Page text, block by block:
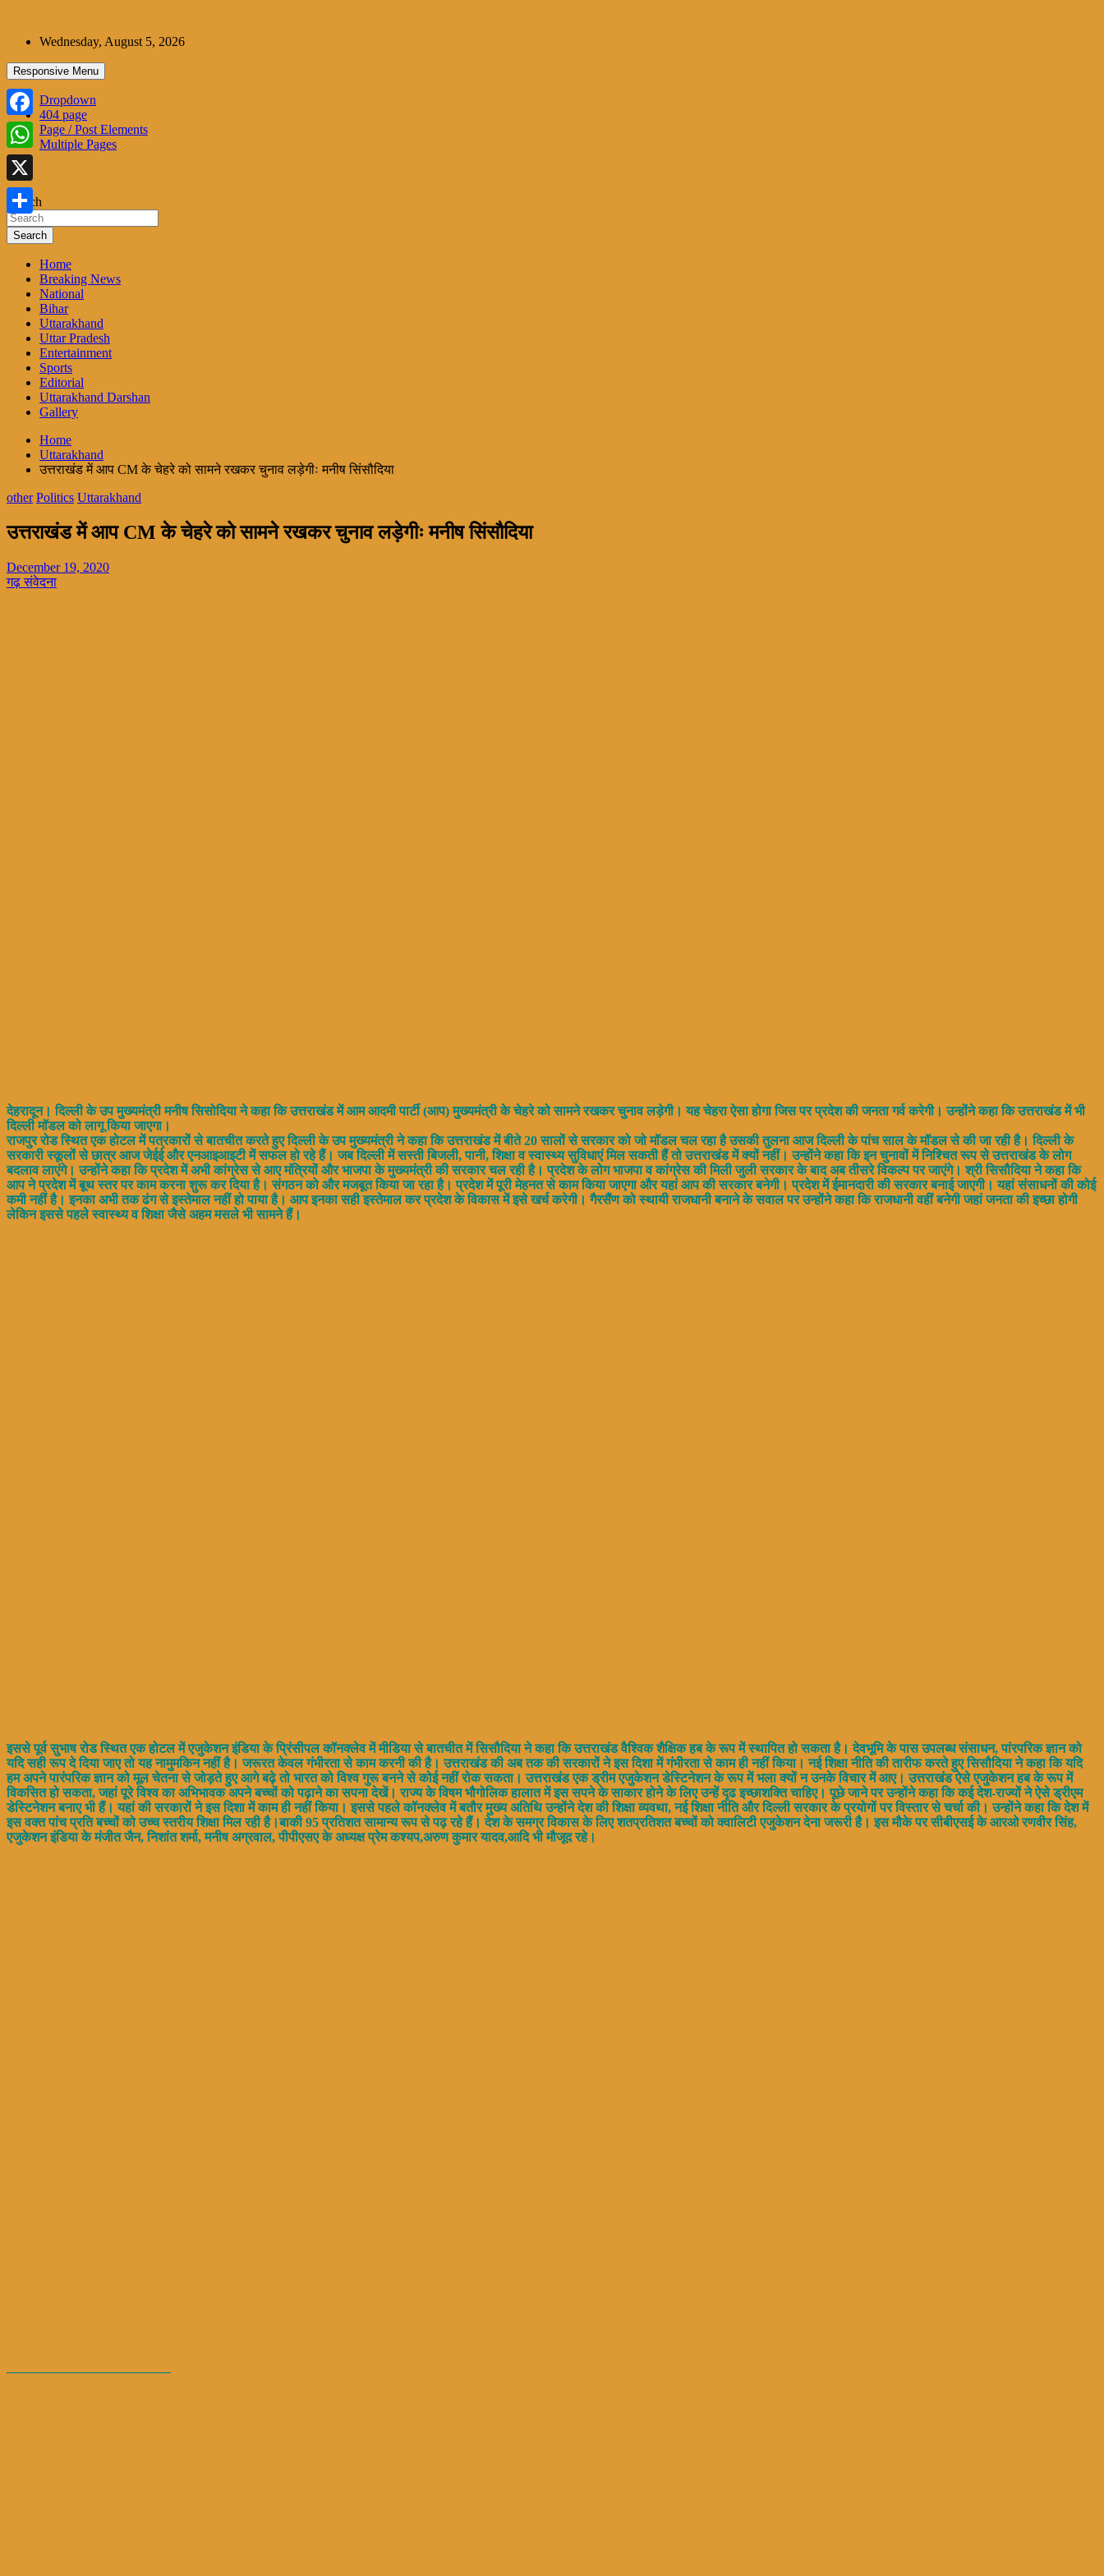
contentWednesday, August 5, 2026
Responsive Menu
Dropdown
404 page
Page / Post Elements
Multiple Pages
Search
Search
Home
Breaking News
National
Bihar
Uttarakhand
Uttar Pradesh
Entertainment
Sports
Editorial
Uttarakhand Darshan
Gallery
Home
Uttarakhand
उत्तराखंड में आप CM के चेहरे को सामने रखकर चुनाव लड़ेगीः मनीष सिंसौदिया
other Politics Uttarakhand
उत्तराखंड में आप CM के चेहरे को सामने रखकर चुनाव लड़ेगीः मनीष सिंसौदिया
December 19, 2020
गढ़ संवेदना
देहरादून। दिल्ली के उप मुख्यमंत्री मनीष सिसोदिया ने कहा कि उत्तराखंड में आम आदमी पार्टी (आप) मुख्यमंत्री के चेहरे को सामने रखकर चुनाव लड़ेगी। यह चेहरा ऐसा होगा जिस पर प्रदेश की जनता गर्व करेगी। उन्होंने कहा कि उत्तराखंड में भी
दिल्ली मॉडल को लागू किया जाएगा।
राजपुर रोड स्थित एक होटल में पत्रकारों से बातचीत करते हुए दिल्ली के उप मुख्यमंत्री ने कहा कि उत्तराखंड में बीते 20 सालों से सरकार को जो मॉडल चल रहा है उसकी तुलना आज दिल्ली के पांच साल के मॉडल से की जा रही है। दिल्ली के
सरकारी स्कूलों से छात्र आज जेईई और एनआइआइटी में सफल हो रहे हैं। जब दिल्ली में सस्ती बिजली, पानी, शिक्षा व स्वास्थ्य सुविधाएं मिल सकती हैं तो उत्तराखंड में क्यों नहीं। उन्होंने कहा कि इन चुनावों में निश्चित रूप से उत्तराखंड के लोग
बदलाव लाएंगे। उन्होंने कहा कि प्रदेश में अभी कांग्रेस से आए मंत्रियों और भाजपा के मुख्यमंत्री की सरकार चल रही है। प्रदेश के लोग भाजपा व कांग्रेस की मिली जुली सरकार के बाद अब तीसरे विकल्प पर जाएंगे। श्री सिसौदिया ने कहा कि
आप ने प्रदेश में बूथ स्तर पर काम करना शुरू कर दिया है। संगठन को और मजबूत किया जा रहा है। प्रदेश में पूरी मेहनत से काम किया जाएगा और यहां आप की सरकार बनेगी। प्रदेश में ईमानदारी की सरकार बनाई जाएगी। यहां संसाधनों की कोई
कमी नहीं है। इनका अभी तक ढंग से इस्तेमाल नहीं हो पाया है। आप इनका सही इस्तेमाल कर प्रदेश के विकास में इसे खर्च करेगी। गैरसैंण को स्थायी राजधानी बनाने के सवाल पर उन्होंने कहा कि राजधानी वहीं बनेगी जहां जनता की इच्छा होगी
लेकिन इससे पहले स्वास्थ्य व शिक्षा जैसे अहम मसले भी सामने हैं।
इससे पूर्व सुभाष रोड स्थित एक होटल में एजुकेशन इंडिया के प्रिंसीपल कॉनक्लेव में मीडिया से बातचीत में सिसौदिया ने कहा कि उत्तराखंड वैश्विक शैक्षिक हब के रूप में स्थापित हो सकता है। देवभूमि के पास उपलब्ध संसाधन, पांरपरिक ज्ञान को
यदि सही रूप दे दिया जाए तो यह नामुमकिन नहीं है। जरूरत केवल गंभीरता से काम करनी की है। उत्तराखंड की अब तक की सरकारों ने इस दिशा में गंभीरता से काम ही नहीं किया। नई शिक्षा नीति की तारीफ करते हुए सिसौदिया ने कहा कि यदि
हम अपने पारंपरिक ज्ञान को मूल चेतना से जोड़ते हुए आगे बढ़े तो भारत को विश्व गुरू बनने से कोई नहीं रोक सकता। उत्तराखंड एक ड्रीम एजुकेशन डेस्टिनेशन के रूप में भला क्यों न उनके विचार में आए। उत्तराखंड ऐसे एजुकेशन हब के रूप में
विकसित हो सकता, जहां पूरे विश्व का अभिभावक अपने बच्चों को पढ़ाने का सपना देखें। राज्य के विषम भौगोलिक हालात में इस सपने के साकार होने के लिए उन्हें दृढ इच्छाशक्ति चाहिए। पूछे जाने पर उन्होंने कहा कि कई देश-राज्यों ने ऐसे ड्रीएम
डेस्टिनेशन बनाए भी हैं। यहां की सरकारों ने इस दिशा में काम ही नहीं किया। इससे पहले कॉनक्लेव में बतौर मुख्य अतिथि उन्होंने देश की शिक्षा व्यवथा, नई शिक्षा नीति और दिल्ली सरकार के प्रयोगों पर विस्तार से चर्चा की। उन्होंने कहा कि देश में
इस वक्त पांच प्रति बच्चों को उच्च स्तरीय शिक्षा मिल रही है।बाकी 95 प्रतिशत सामान्य रूप से पढ़ रहे हैं। देश के समग्र विकास के लिए शतप्रतिशत बच्चों को क्वालिटी एजुकेशन देना जरूरी है। इस मौके पर सीबीएसई के आरओ रणवीर सिंह,
एजुकेशन इंडिया के मंजीत जैन, निशांत शर्मा, मनीष अग्रवाल, पीपीएसए के अध्यक्ष प्रेम कश्यप,अरुण कुमार यादव,आदि भी मौजूद रहे।
————————————–
Facebook
WhatsApp
X
Share